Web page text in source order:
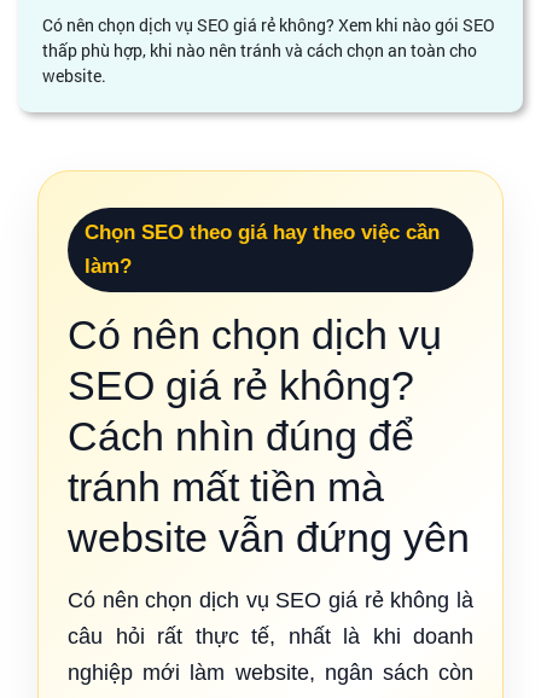
Có nên chọn dịch vụ SEO giá rẻ không? Xem khi nào gói SEO
thấp phù hợp, khi nào nên tránh và cách chọn an toàn cho
website.
Chọn SEO theo giá hay theo việc cần
làm?
Có nên chọn dịch vụ
SEO giá rẻ không?
Cách nhìn đúng để
tránh mất tiền mà
website vẫn đứng yên
Có nên chọn dịch vụ SEO giá rẻ không là
câu hỏi rất thực tế, nhất là khi doanh
nghiệp mới làm website, ngân sách còn